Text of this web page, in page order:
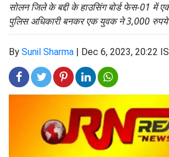
सोलन जिले के बद्दी के हाउसिंग बोर्ड फेस-01 में
पुलिस अधिकारी बनकर एक युवक ने 3,000 रुपये
By Sunil Sharma | Dec 6, 2023, 20:22